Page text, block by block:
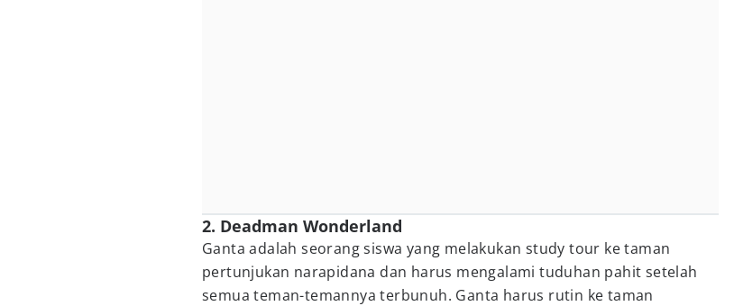
2. Deadman Wonderland
Ganta adalah seorang siswa yang melakukan study tour ke taman
pertunjukan narapidana dan harus mengalami tuduhan pahit setelah
semua teman-temannya terbunuh. Ganta harus rutin ke taman